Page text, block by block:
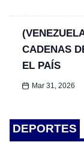
CADENAS
EL PAÍS
Mar 31, 2026
DEPORTES